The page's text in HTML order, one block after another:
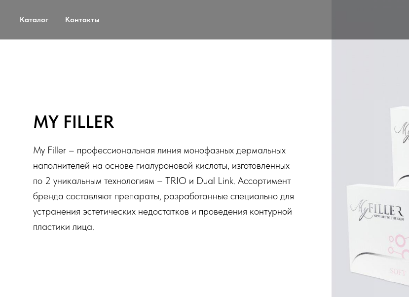
Каталог Контакты
MY FILLER
My Filler – профессиональная линия монофазных дермальных
наполнителей на основе гиалуроновой кислоты, изготовленных
по 2 уникальным технологиям – TRIO и Dual Link. Ассортимент
бренда составляют препараты, разработанные специально для
устранения эстетических недостатков и проведения контурной
пластики лица.